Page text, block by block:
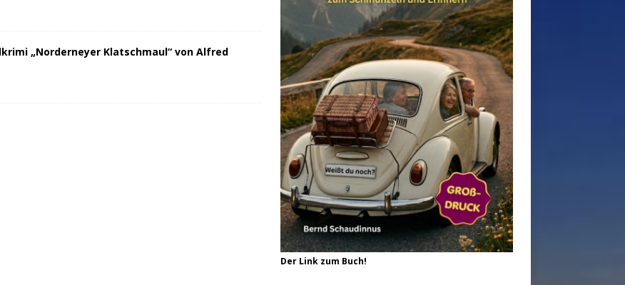
„Norderneyer Klatschmaul“ von Alfred
Der Link zum Buch!